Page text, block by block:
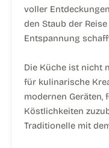
voller
den Staub der
Entspannung
Die Küche ist nicht
für kulinarische
modernen Geräten,
Köstlichkeiten
Traditionelle mit